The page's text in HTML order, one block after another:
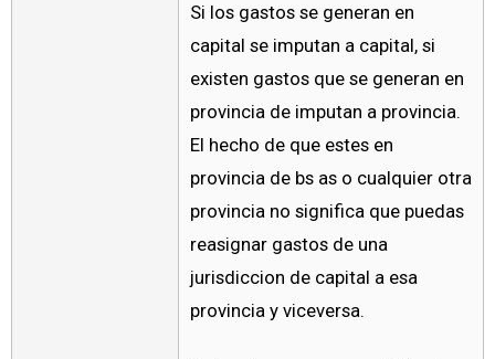
Si los gastos se generan en
capital se imputan a capital, si
existen gastos que se generan en
provincia de imputan a provincia.
El hecho de que estes en
provincia de bs as o cualquier otra
provincia no significa que puedas
reasignar gastos de una
jurisdiccion de capital a esa
provincia y viceversa.